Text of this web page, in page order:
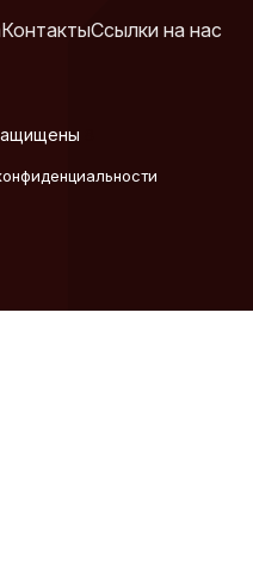
КонтактыСсылки на нас